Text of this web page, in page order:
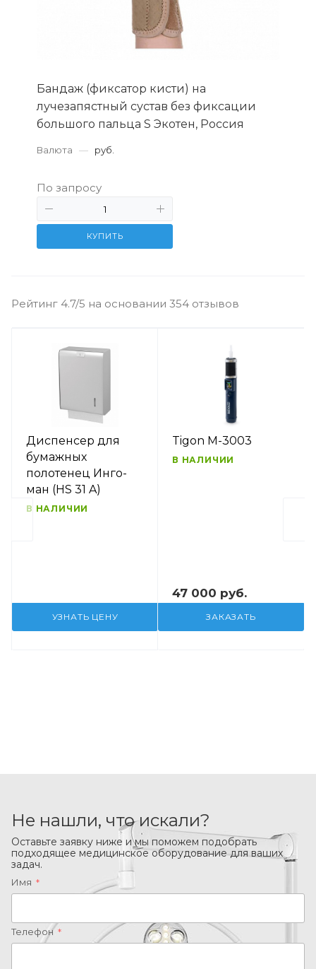
Бандаж (фиксатор кисти) на
лучезапястный сустав без фиксации
большого пальца S Экотен, Россия
Валюта — руб.
По запросу
КУПИТЬ
Рейтинг 4.7/5 на основании 354 отзывов
Диспенсер для
бумажных
полотенец Инго-
ман (HS 31 A)
В НАЛИЧИИ
УЗНАТЬ ЦЕНУ
Tigon M-3003
В НАЛИЧИИ
47 000 руб.
ЗАКАЗАТЬ
Не нашли, что искали?
Оставьте заявку ниже и мы поможем подобрать
подходящее медицинское оборудование для ваших
задач.
Имя *
Телефон *